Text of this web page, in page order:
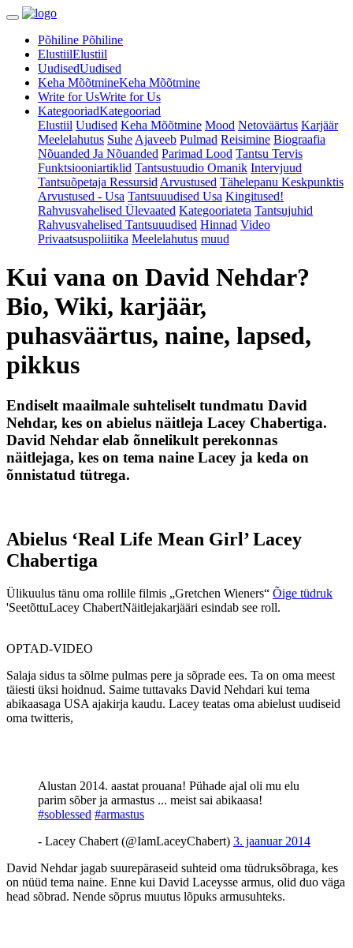
Põhiline Põhiline
ElustiilElustiil
UudisedUudised
Keha MõõtmineKeha Mõõtmine
Write for UsWrite for Us
KategooriadKategooriad
Elustiil Uudised Keha Mõõtmine Mood Netoväärtus Karjäär
Meelelahutus Suhe Ajaveeb Pulmad Reisimine Biograafia
Nõuanded Ja Nõuanded Parimad Lood Tantsu Tervis
Funktsiooniartiklid Tantsustuudio Omanik Intervjuud
Tantsuõpetaja Ressursid Arvustused Tähelepanu Keskpunktis
Arvustused - Usa Tantsuuudised Usa Kingitused!
Rahvusvahelised Ülevaated Kategooriateta Tantsujuhid
Rahvusvahelised Tantsuuudised Hinnad Video
Privaatsuspoliitika Meelelahutus muud
Kui vana on David Nehdar?
Bio, Wiki, karjäär,
puhasväärtus, naine, lapsed,
pikkus
Endiselt maailmale suhteliselt tundmatu David
Nehdar, kes on abielus näitleja Lacey Chabertiga.
David Nehdar elab õnnelikult perekonnas
näitlejaga, kes on tema naine Lacey ja keda on
õnnistatud tütrega.
Abielus ‘Real Life Mean Girl’ Lacey
Chabertiga
Ülikuulus tänu oma rollile filmis „Gretchen Wieners“ Õige tüdruk
'SeetõttuLacey ChabertNäitlejakarjääri esindab see roll.
OPTAD-VIDEO
Salaja sidus ta sõlme pulmas pere ja sõprade ees. Ta on oma meest
täiesti üksi hoidnud. Saime tuttavaks David Nehdari kui tema
abikaasaga USA ajakirja kaudu. Lacey teatas oma abielust uudiseid
oma twitteris,
Alustan 2014. aastat prouana! Pühade ajal oli mu elu
parim sõber ja armastus ... meist sai abikaasa!
#soblessed #armastus
- Lacey Chabert (@IamLaceyChabert) 3. jaanuar 2014
David Nehdar jagab suurepäraseid suhteid oma tüdruksõbraga, kes
on nüüd tema naine. Enne kui David Laceysse armus, olid duo väga
head sõbrad. Nende sõprus muutus lõpuks armusuhteks.